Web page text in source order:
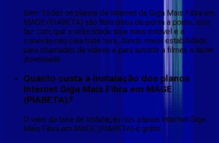
Sim! Todos os planos de Internet da Giga Mais Fibra em
MAGE (PIABETA) são fibra ótica de ponta a ponta, isso
faz com que a velocidade seja mais estável e a
conexão não caia toda hora, dando maior estabilidade
para chamadas de vídeos e para assistir a filmes e fazer
downloads.
Quanto custa a instalação dos planos
Internet Giga Mais Fibra em MAGE
(PIABETA)?
O valor da taxa de instalação dos planos Internet Giga
Mais Fibra em MAGE (PIABETA) é grátis.